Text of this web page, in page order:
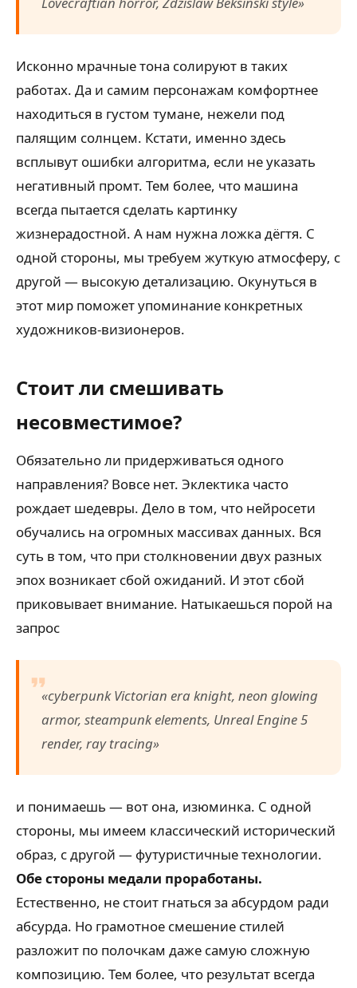
Исконно мрачные тона солируют в таких
работах. Да и самим персонажам комфортнее
находиться в густом тумане, нежели под
палящим солнцем. Кстати, именно здесь
всплывут ошибки алгоритма, если не указать
негативный промт. Тем более, что машина
всегда пытается сделать картинку
жизнерадостной. А нам нужна ложка дёгтя. С
одной стороны, мы требуем жуткую атмосферу, с
другой — высокую детализацию. Окунуться в
этот мир поможет упоминание конкретных
художников-визионеров.
Стоит ли смешивать
несовместимое?
Обязательно ли придерживаться одного
направления? Вовсе нет. Эклектика часто
рождает шедевры. Дело в том, что нейросети
обучались на огромных массивах данных. Вся
суть в том, что при столкновении двух разных
эпох возникает сбой ожиданий. И этот сбой
приковывает внимание. Натыкаешься порой на
запрос
«cyberpunk Victorian era knight, neon glowing
armor, steampunk elements, Unreal Engine 5
render, ray tracing»
и понимаешь — вот она, изюминка. С одной
стороны, мы имеем классический исторический
образ, с другой — футуристичные технологии.
Обе стороны медали проработаны.
Естественно, не стоит гнаться за абсурдом ради
абсурда. Но грамотное смешение стилей
разложит по полочкам даже самую сложную
композицию. Тем более, что результат всегда